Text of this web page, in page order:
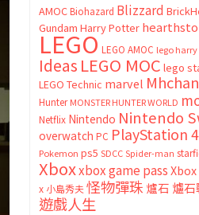
AMOC Biohazard Blizzard
Gundam Harry Potter
LEGO LEGO AMOC lego
Ideas LEGO MOC lego
LEGO Technic marvel Mhchan
Hunter MONSTER HUNTER WORLD
Netflix Nintendo Nintendo
overwatch PC PlayStation 4
Pokemon ps5 SDCC Spider-man
Xboxxbox game pass
x 小島秀夫怪物彈珠 爐石 爐
遊戲人生